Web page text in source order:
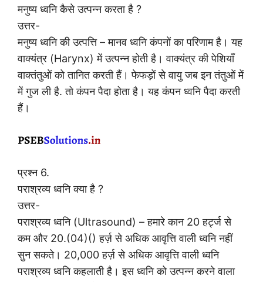
मनुष्य ध्वनि कैसे उत्पन्न करता है ?
उत्तर-
मनुष्य ध्वनि की उत्पत्ति – मानव ध्वनि कंपनों का परिणाम है। यह
वाक्यंत्र (Harynx) में उत्पन्न होती है। वाक्यंत्र की पेशियाँ
वाक्तंतुओं को तानित करती हैं। फेफड़ों से वायु जब इन तंतुओं में
में गुज ली है. तो कंपन पैदा होता है। यह कंपन ध्वनि पैदा करती
हैं।
प्रश्न 6.
पराश्रव्य ध्वनि क्या है ?
उत्तर-
पराश्रव्य ध्वनि (Ultrasound) – हमारे कान 20 हर्ट्ज से
कम और 20.(04)() हर्ज़ से अधिक आवृत्ति वाली ध्वनि नहीं
सुन सकते। 20,000 हर्ज़ से अधिक आवृत्ति वाली ध्वनि
पराश्रव्य ध्वनि कहलाती है। इस ध्वनि को उत्पन्न करने वाला